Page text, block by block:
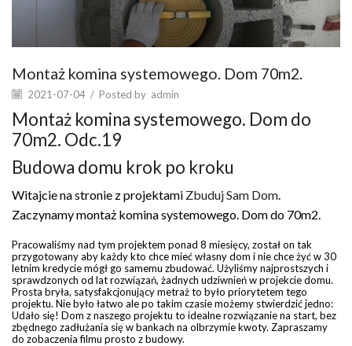
Montaż komina systemowego. Dom 70m2.
2021-07-04 / Posted by admin
Montaż komina systemowego. Dom do
70m2. Odc.19
Budowa domu krok po kroku
Witajcie na stronie z projektami Zbuduj Sam Dom.
Zaczynamy montaż komina systemowego. Dom do 70m2.
Pracowaliśmy nad tym projektem ponad 8 miesięcy, został on tak
przygotowany aby każdy kto chce mieć własny dom i nie chce żyć w 30
letnim kredycie mógł go samemu zbudować. Użyliśmy najprostszych i
sprawdzonych od lat rozwiązań, żadnych udziwnień w projekcie domu.
Prosta bryła, satysfakcjonujący metraż to było priorytetem tego
projektu. Nie było łatwo ale po takim czasie możemy stwierdzić jedno:
Udało się! Dom z naszego projektu to idealne rozwiązanie na start, bez
zbędnego zadłużania się w bankach na olbrzymie kwoty. Zapraszamy
do zobaczenia filmu prosto z budowy.